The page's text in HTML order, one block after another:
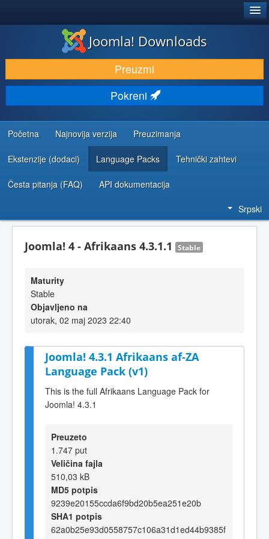
PREUZIMANJE I PROŠIRENJA (EKSTENZIJE)
OTKRIJTE I NAUČITE
ZAJEDNICA I PODRŠKA
RESURSI ZA RAZVOJ
Joomla! Downloads
Preuzmi
Pokreni
Početna Najnovija verzija Preuzimanja
Ekstenzije (dodaci) Language Packs Tehnički zahtevi
Česta pitanja (FAQ) API dokumentacija
Srpski
Joomla! 4 - Afrikaans 4.3.1.1 Stable
Maturity
Stable
Objavljeno na
utorak, 02 maj 2023 22:40
Joomla! 4.3.1 Afrikaans af-ZA
Language Pack (v1)
This is the full Afrikaans Language Pack for
Joomla! 4.3.1
Preuzeto
1.747 put
Veličina fajla
510,03 kB
MD5 potpis
9239e20155ccda6f9bd20b5ea251e20b
SHA1 potpis
62a0b25e93d0558757c106a31d1ed44b9385f